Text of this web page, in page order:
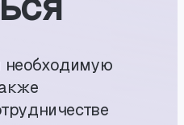
необходимую